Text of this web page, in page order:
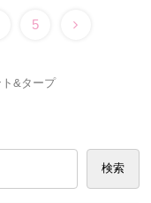
5
ト&タープ
検索